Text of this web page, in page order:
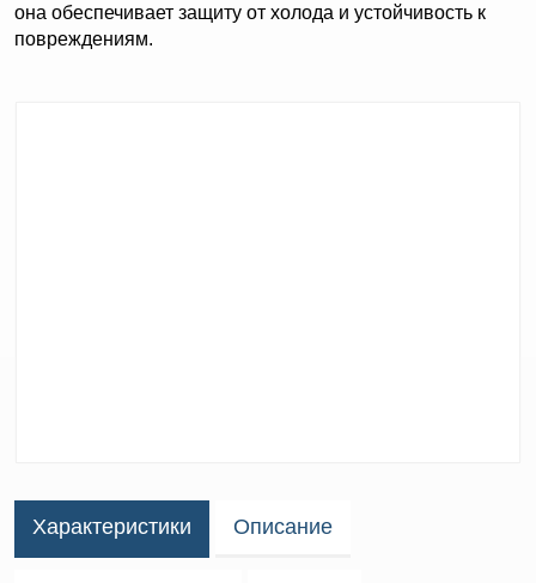
она обеспечивает защиту от холода и устойчивость к
повреждениям.
Характеристики Описание